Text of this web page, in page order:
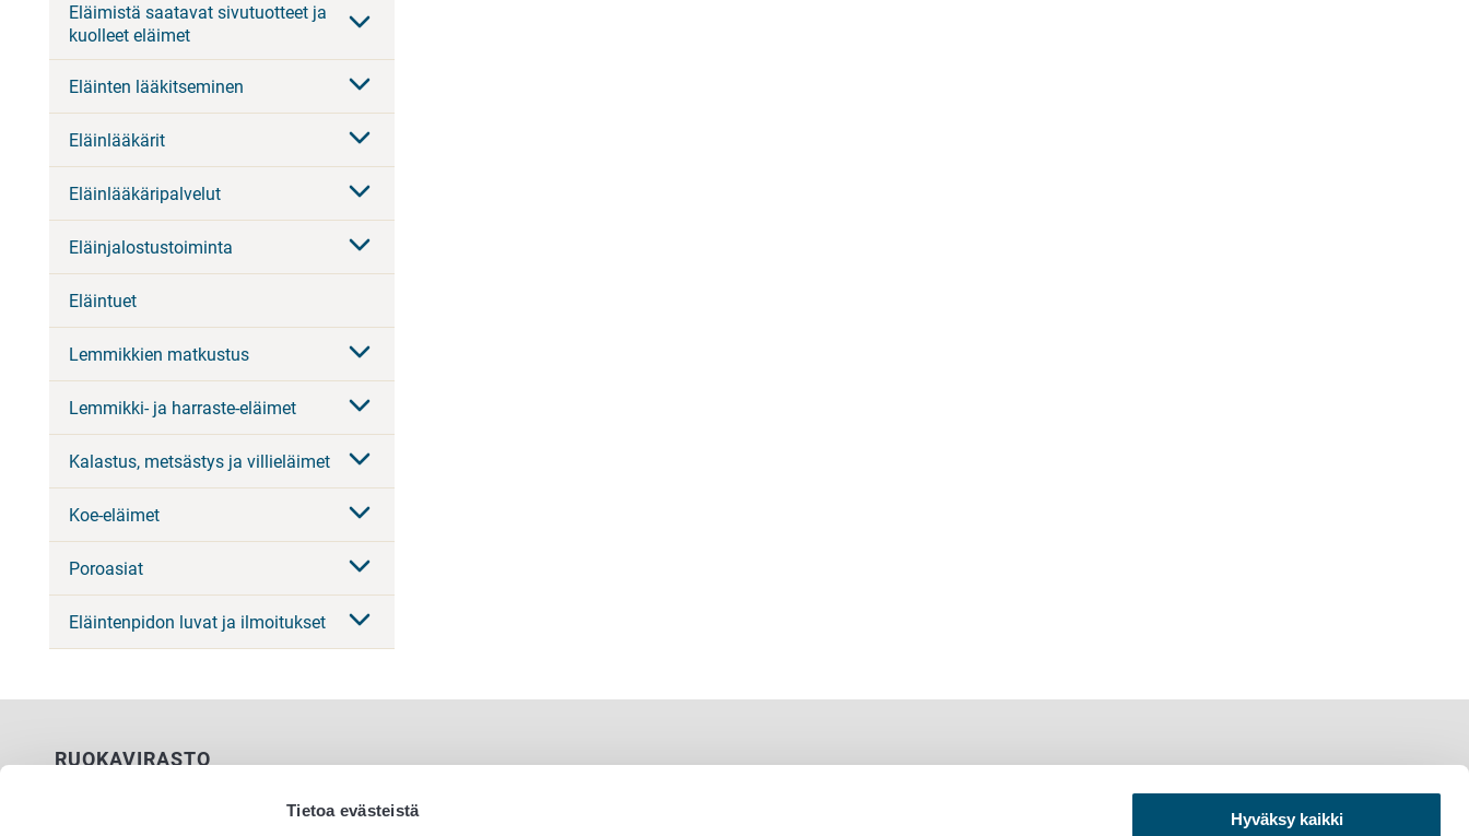
Tietoa evästeistä
Hyväksy kaikki
Eläimistä saatavat sivutuotteet ja
kuolleet eläimet
Eläinten lääkitseminen
Eläinlääkärit
Eläinlääkäripalvelut
Eläinjalostustoiminta
Eläintuet
Lemmikkien matkustus
Lemmikki- ja harraste-eläimet
Kalastus, metsästys ja villieläimet
Koe-eläimet
Poroasiat
Eläintenpidon luvat ja ilmoitukset
RUOKAVIRASTO